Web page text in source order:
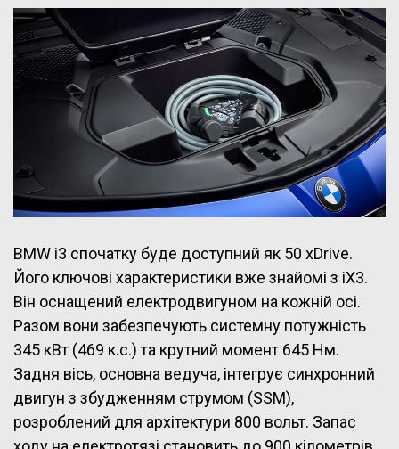
BMW i3 спочатку буде доступний як 50 xDrive.
Його ключові характеристики вже знайомі з iX3.
Він оснащений електродвигуном на кожній осі.
Разом вони забезпечують системну потужність
345 кВт (469 к.с.) та крутний момент 645 Нм.
Задня вісь, основна ведуча, інтегрує синхронний
двигун з збудженням струмом (SSM),
розроблений для архітектури 800 вольт. Запас